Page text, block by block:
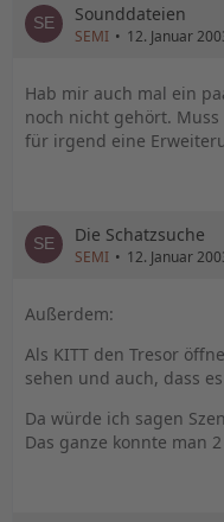
Sounddateien
SEMI 12. Januar
Hab mir auch mal ein
noch nicht gehört.
für irgend eine
Die Schatzsuche
SEMI 12. Januar
Außerdem:
Als KITT den Tresor
sehen und auch, dass
Da würde ich sagen
Das ganze konnte man